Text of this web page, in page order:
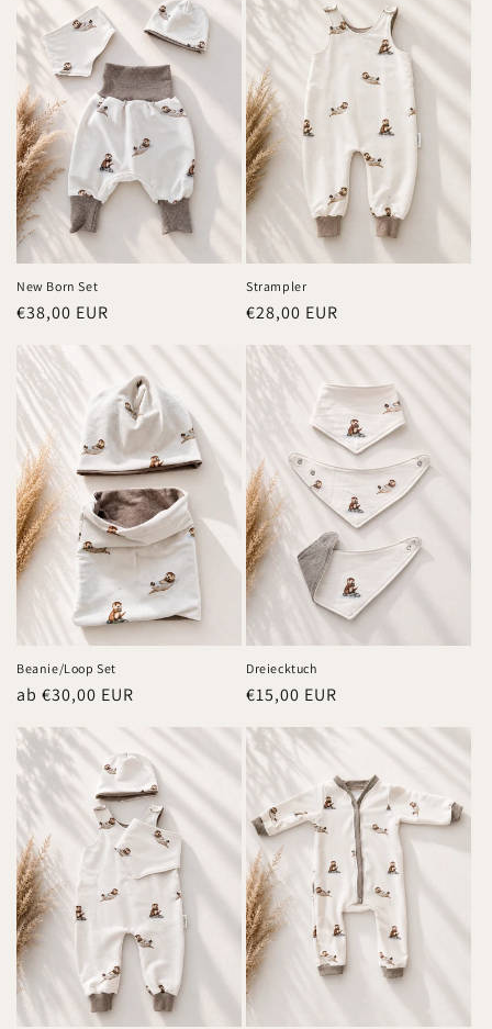
New Born Set
Normaler
€38,00 EUR
Strampler
Normaler
Preis
€28,00 EUR
Beanie/Loop Set
Normaler
ab €30,00 EUR
Dreiecktuch
Normaler
€15,00 EUR